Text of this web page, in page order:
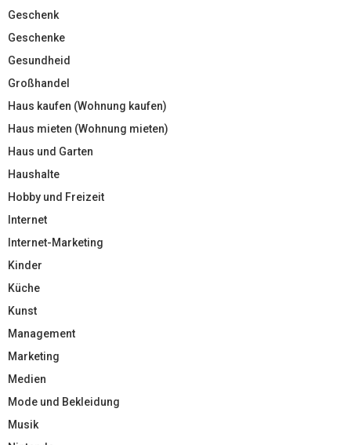
Geschenk
Geschenke
Gesundheid
Großhandel
Haus kaufen (Wohnung kaufen)
Haus mieten (Wohnung mieten)
Haus und Garten
Haushalte
Hobby und Freizeit
Internet
Internet-Marketing
Kinder
Küche
Kunst
Management
Marketing
Medien
Mode und Bekleidung
Musik